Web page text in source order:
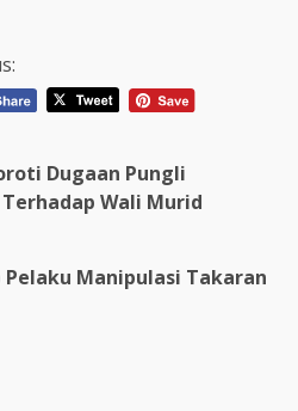
Dugaan Pungli
Wali Murid
Manipulasi Takaran